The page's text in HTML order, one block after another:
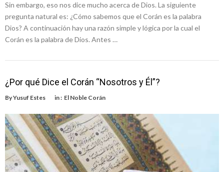
Sin embargo, eso nos dice mucho acerca de Dios. La siguiente
pregunta natural es: ¿Cómo sabemos que el Corán es la palabra
Dios? A continuación hay una razón simple y lógica por la cual el
Corán es la palabra de Dios. Antes …
¿Por qué Dice el Corán “Nosotros y Él”?
ByYusuf Estes in : El Noble Corán